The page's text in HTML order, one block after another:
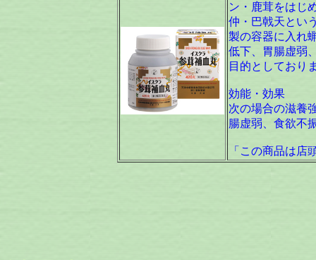
ン・鹿茸をはじ
仲・巴戟天とい
製の容器に入れ
低下、胃腸虚弱
目的としており
効能・効果
次の場合の滋養
腸虚弱、食欲不
「この商品は店